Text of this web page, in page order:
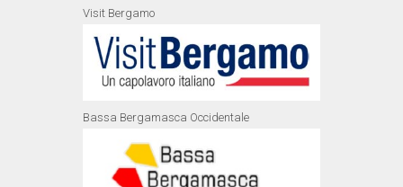
Visit Bergamo
Bassa Bergamasca Occidentale